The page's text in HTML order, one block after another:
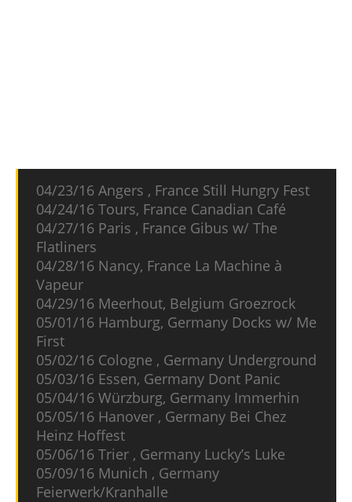
04/23/16 Angers , France Still Hungry Fest
04/24/16 Tours, France Canadian Café
04/27/16 Paris , France Gibus w/ The
Flatliners
04/28/16 Nancy, France La Machine à
Vapeur
04/29/16 Meerhout, Belgium Groezrock
05/01/16 Hamburg, Germany Docks w/ Me
First
05/02/16 Cologne , Germany Underground
05/03/16 Essen, Germany Dont Panic
05/04/16 Würzburg, Germany Immerhin
05/05/16 Hanover , Germany Bei Chez
Heinz Hoffest
05/06/16 Trier , Germany Lucky’s Luke
05/09/16 Munich , Germany
Feierwerk/Kranhalle